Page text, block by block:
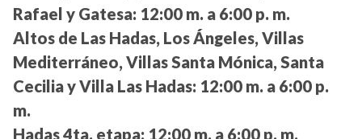
Rafael y Gatesa: 12:00 m. a 6:00 p. m.
Altos de Las Hadas, Los Ángeles, Villas
Mediterráneo, Villas Santa Mónica, Santa
Cecilia y Villa Las Hadas: 12:00 m. a 6:00 p.
m.
Hadas 4ta. etapa: 12:00 m. a 6:00 p. m.